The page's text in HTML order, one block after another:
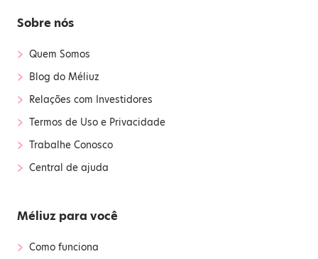
Sobre nós
› Quem Somos
› Blog do Méliuz
› Relações com Investidores
› Termos de Uso e Privacidade
› Trabalhe Conosco
› Central de ajuda
Méliuz para você
› Como funciona